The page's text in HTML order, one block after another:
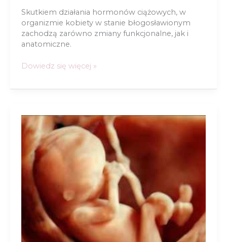
Skutkiem działania hormonów ciążowych, w
organizmie kobiety w stanie błogosławionym
zachodzą zarówno zmiany funkcjonalne, jak i
anatomiczne.
Chirurgia,
zmian
żylaków.
Dowiedz się więcej »